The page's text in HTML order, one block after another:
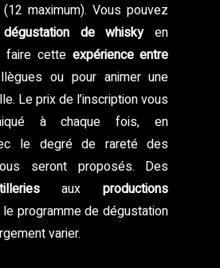
maximum). Vous pouvez
dégustation de whiskyen
faire cette expérience entre
ou pour animer une
Le prix de l’inscription vous
à chaque fois, en
le degré de rareté des
seront proposés. Des
auxproductions
le programme de dégustation
varier.